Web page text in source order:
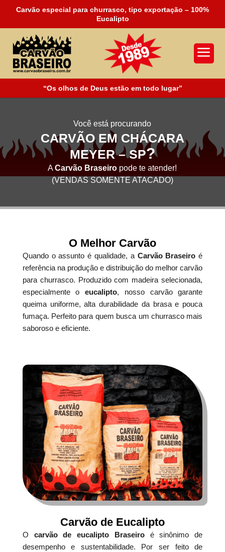
Carvão especial para churrasco, tipo exportação – 100%
Eucalipto
a
“Os olhos de Deus estão em todo lugar”
Você está procurando
CARVÃO EM CHÁCARA
MEYER – SP?
ACarvão Braseiro pode te atender!
(VENDAS SOMENTE ATACADO)
O Melhor Carvão
Quando o assunto é qualidade, a Carvão Braseiro é
referência na produção e distribuição do melhor carvão
para churrasco. Produzido com madeira selecionada,
especialmente oeucalipto, nosso carvão garante
queima uniforme, alta durabilidade da brasa e pouca
fumaça. Perfeito para quem busca um churrasco mais
saboroso e eficiente.
Carvão de Eucalipto
O carvão de eucalipto Braseiroé sinônimo de
desempenho e sustentabilidade. Por ser feito de